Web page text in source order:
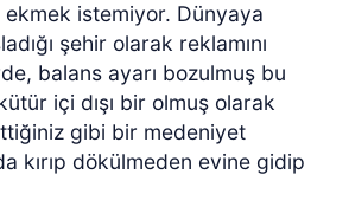
istemiyor. Dünyaya
şehir olarak reklamını
balans ayarı bozulmuş bu
içi dışı bir olmuş olarak
gibi bir medeniyet
kırıp dökülmeden evine gidip